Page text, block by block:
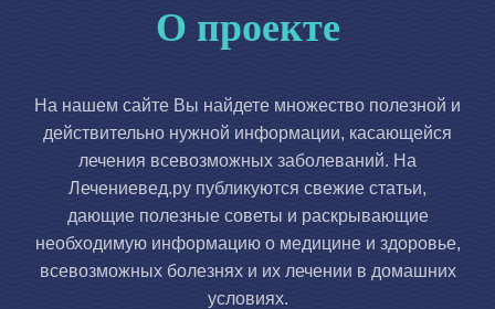
О проекте
На нашем сайте Вы найдете множество полезной и
действительно нужной информации, касающейся
лечения всевозможных заболеваний. На
Лечениевед.ру публикуются свежие статьи,
дающие полезные советы и раскрывающие
необходимую информацию о медицине и здоровье,
всевозможных болезнях и их лечении в домашних
условиях.